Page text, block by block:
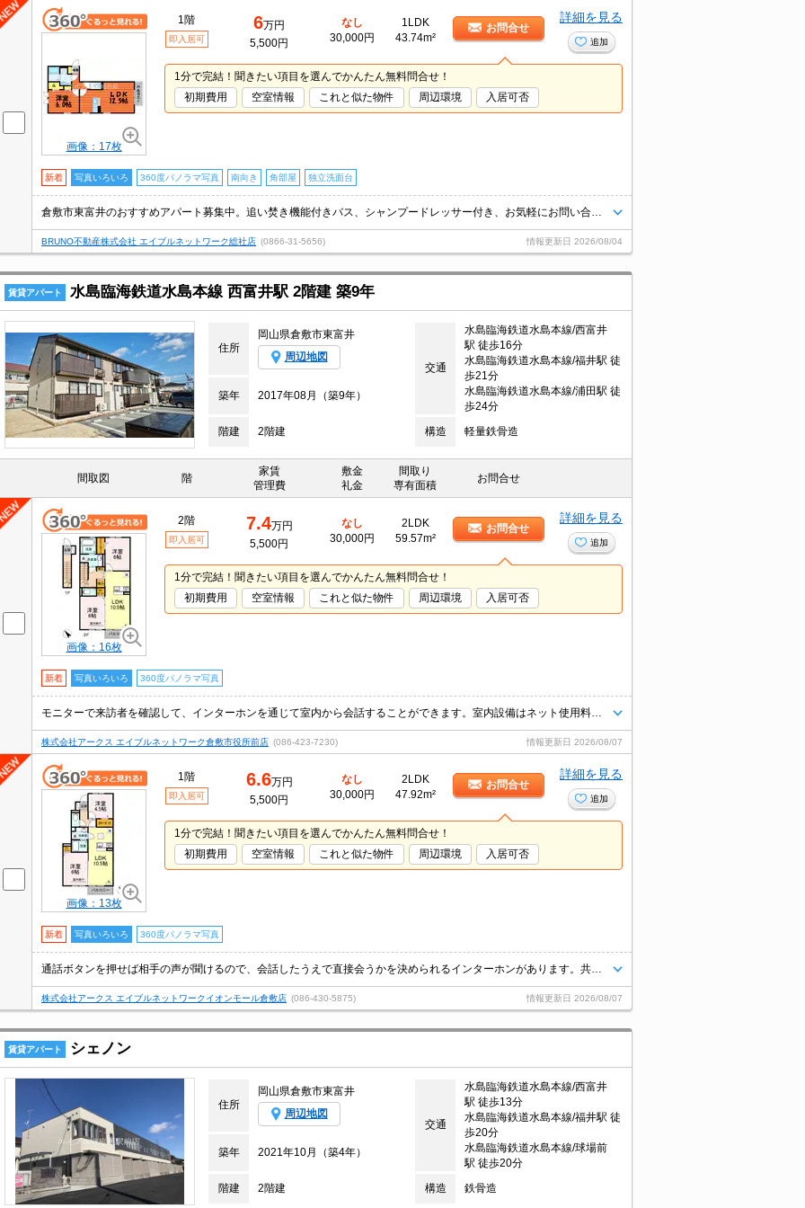
画像：17枚
1階
即入居可
6万円
5,500円
なし
30,000円
1LDK
43.74m²
お問合せ
詳細を見る
追加
1分で完結！聞きたい項目を選んでかんたん無料問合せ！
初期費用
空室情報 これと似た物件 周辺環境 入居可否
新着 写真いろいろ 360度パノラマ写真 南向き 角部屋 独立洗面台
BRUNO不動産株式会社 エイブルネットワーク総社店 (0866-31-5656) 情報更新日 2026/08/04
賃貸アパート 水島臨海鉄道水島本線 西富井駅 2階建 築9年
住所
岡山県倉敷市東富井
周辺地図
交通
水島臨海鉄道水島本線/西富井
駅 徒歩16分
水島臨海鉄道水島本線/福井駅 徒
歩21分
水島臨海鉄道水島本線/浦田駅 徒
歩24分
築年 2017年08月（築9年）
階建 2階建 構造 軽量鉄骨造
間取図 階
家賃
管理費
敷金
礼金
間取り
専有面積
お問合せ
画像：16枚
2階
即入居可
7.4万円
5,500円
なし
30,000円
2LDK
59.57m²
お問合せ
詳細を見る
追加
1分で完結！聞きたい項目を選んでかんたん無料問合せ！
初期費用
空室情報 これと似た物件 周辺環境 入居可否
新着 写真いろいろ 360度パノラマ写真
株式会社アークス エイブルネットワーク倉敷市役所前店 (086-423-7230) 情報更新日 2026/08/07
画像：13枚
1階
即入居可
6.6万円
5,500円
なし
30,000円
2LDK
47.92m²
お問合せ
詳細を見る
追加
1分で完結！聞きたい項目を選んでかんたん無料問合せ！
初期費用
空室情報 これと似た物件 周辺環境 入居可否
新着 写真いろいろ 360度パノラマ写真
株式会社アークス エイブルネットワークイオンモール倉敷店 (086-430-5875) 情報更新日 2026/08/07
賃貸アパート シェノン
住所
岡山県倉敷市東富井
周辺地図
交通
水島臨海鉄道水島本線/西富井
駅 徒歩13分
水島臨海鉄道水島本線/福井駅 徒
歩20分
水島臨海鉄道水島本線/球場前
駅 徒歩20分
築年 2021年10月（築4年）
階建 2階建 構造 鉄骨造